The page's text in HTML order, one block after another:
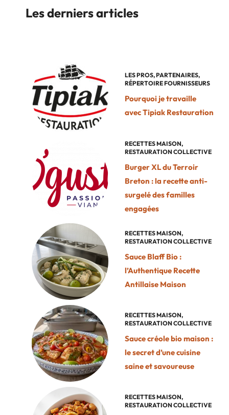
Les derniers articles
LES PROS,PARTENAIRES,
RÉPERTOIRE FOURNISSEURS
Pourquoi je travaille
avec Tipiak Restauration
RECETTES MAISON,
RESTAURATION COLLECTIVE
Burger XL du Terroir
Breton : la recette anti-
surgelé des familles
engagées
RECETTES MAISON,
RESTAURATION COLLECTIVE
Sauce Blaff Bio :
l’Authentique Recette
Antillaise Maison
RECETTES MAISON,
RESTAURATION COLLECTIVE
Sauce créole bio maison :
le secret d’une cuisine
saine et savoureuse
RECETTES MAISON,
RESTAURATION COLLECTIVE